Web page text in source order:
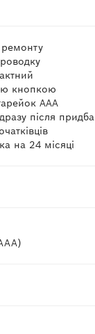
ремонту
кнопкою
ААА
після
на 24 місяці